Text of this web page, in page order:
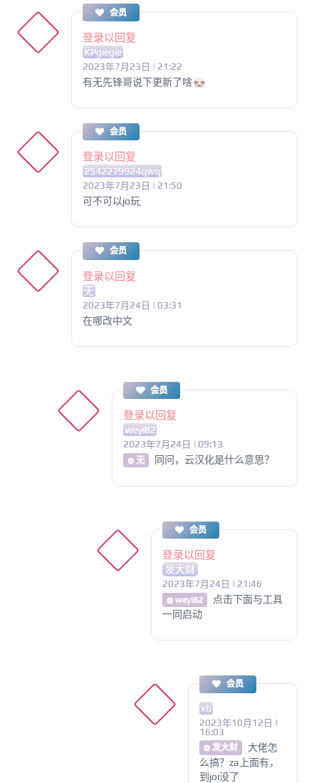
会员
登录以回复
KPgiegie
2023年7月23日 | 21:22
有无先锋哥说下更新了啥
会员
登录以回复
2542279924qwq
2023年7月23日 | 21:50
可不可以jo玩
会员
登录以回复
无
2023年7月24日 | 03:31
在哪改中文
会员
登录以回复
weyi82
2023年7月24日 | 09:13
@ 无 同问，云汉化是什么意思？
会员
登录以回复
发大财
2023年7月24日 | 21:46
@ weyi82
点击下面与工具
一同启动
会员
xb
2023年10月12日 |
16:03
@ 发大财
大佬怎
么搞？za上面有，
到joi没了